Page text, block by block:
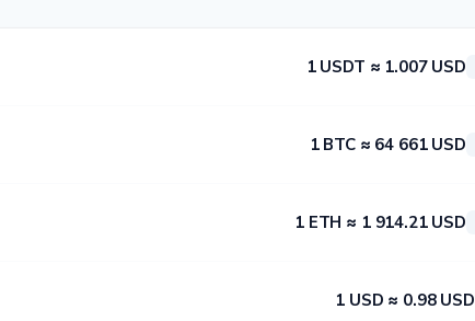
1 USDT ≈ 1.007 USD
1 BTC ≈ 64 661 USD
1 ETH ≈ 1 914.21 USD
1 USD ≈ 0.98 USD